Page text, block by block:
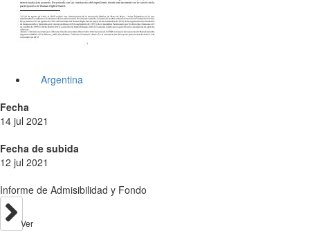
Argentina
Fecha
14 jul 2021
Fecha de subida
12 jul 2021
Informe de Admisibilidad y Fondo
Ver